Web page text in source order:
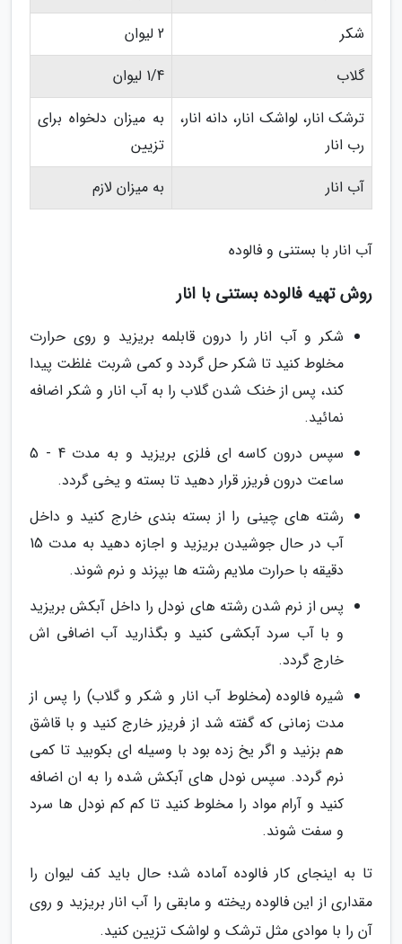
شکر
2 لیوان
گلاب
1/4 لیوان
ترشک انار، لواشک انار، دانه انار،
رب انار
به میزان دلخواه برای
تزیین
آب انار
به میزان لازم
آب انار با بستنی و فالوده
روش تهیه فالوده بستنی با انار
شکر و آب انار را درون قابلمه بریزید و روی حرارت
مخلوط کنید تا شکر حل گردد و کمی شربت غلظت پیدا
کند، پس از خنک شدن گلاب را به آب انار و شکر اضافه
نمائید.
سپس درون کاسه ای فلزی بریزید و به مدت 4 - 5
ساعت درون فریزر قرار دهید تا بسته و یخی گردد.
رشته های چینی را از بسته بندی خارج کنید و داخل
آب در حال جوشیدن بریزید و اجازه دهید به مدت 15
دقیقه با حرارت ملایم رشته ها بپزند و نرم شوند.
پس از نرم شدن رشته های نودل را داخل آبکش بریزید
و با آب سرد آبکشی کنید و بگذارید آب اضافی اش
خارج گردد.
شیره فالوده (مخلوط آب انار و شکر و گلاب) را پس از
مدت زمانی که گفته شد از فریزر خارج کنید و با قاشق
هم بزنید و اگر یخ زده بود با وسیله ای بکوبید تا کمی
نرم گردد. سپس نودل های آبکش شده را به ان اضافه
کنید و آرام مواد را مخلوط کنید تا کم کم نودل ها سرد
و سفت شوند.
تا به اینجای کار فالوده آماده شد؛ حال باید کف لیوان را
مقداری از این فالوده ریخته و مابقی را آب انار بریزید و روی
آن را با موادی مثل ترشک و لواشک تزیین کنید.